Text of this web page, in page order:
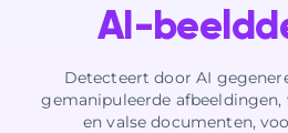
AI-
Detecteert door AI
gemanipuleerde afbeeldingen,
en valse documenten,